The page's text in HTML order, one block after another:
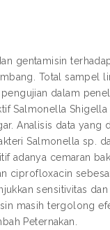
gentamisin
Total sampel
dalam
Salmonella Shigella
Analisis data yang
Salmonella sp.
adanya cemaran
ciprofloxacin
sensitivitas
masih tergolong
Peternakan.